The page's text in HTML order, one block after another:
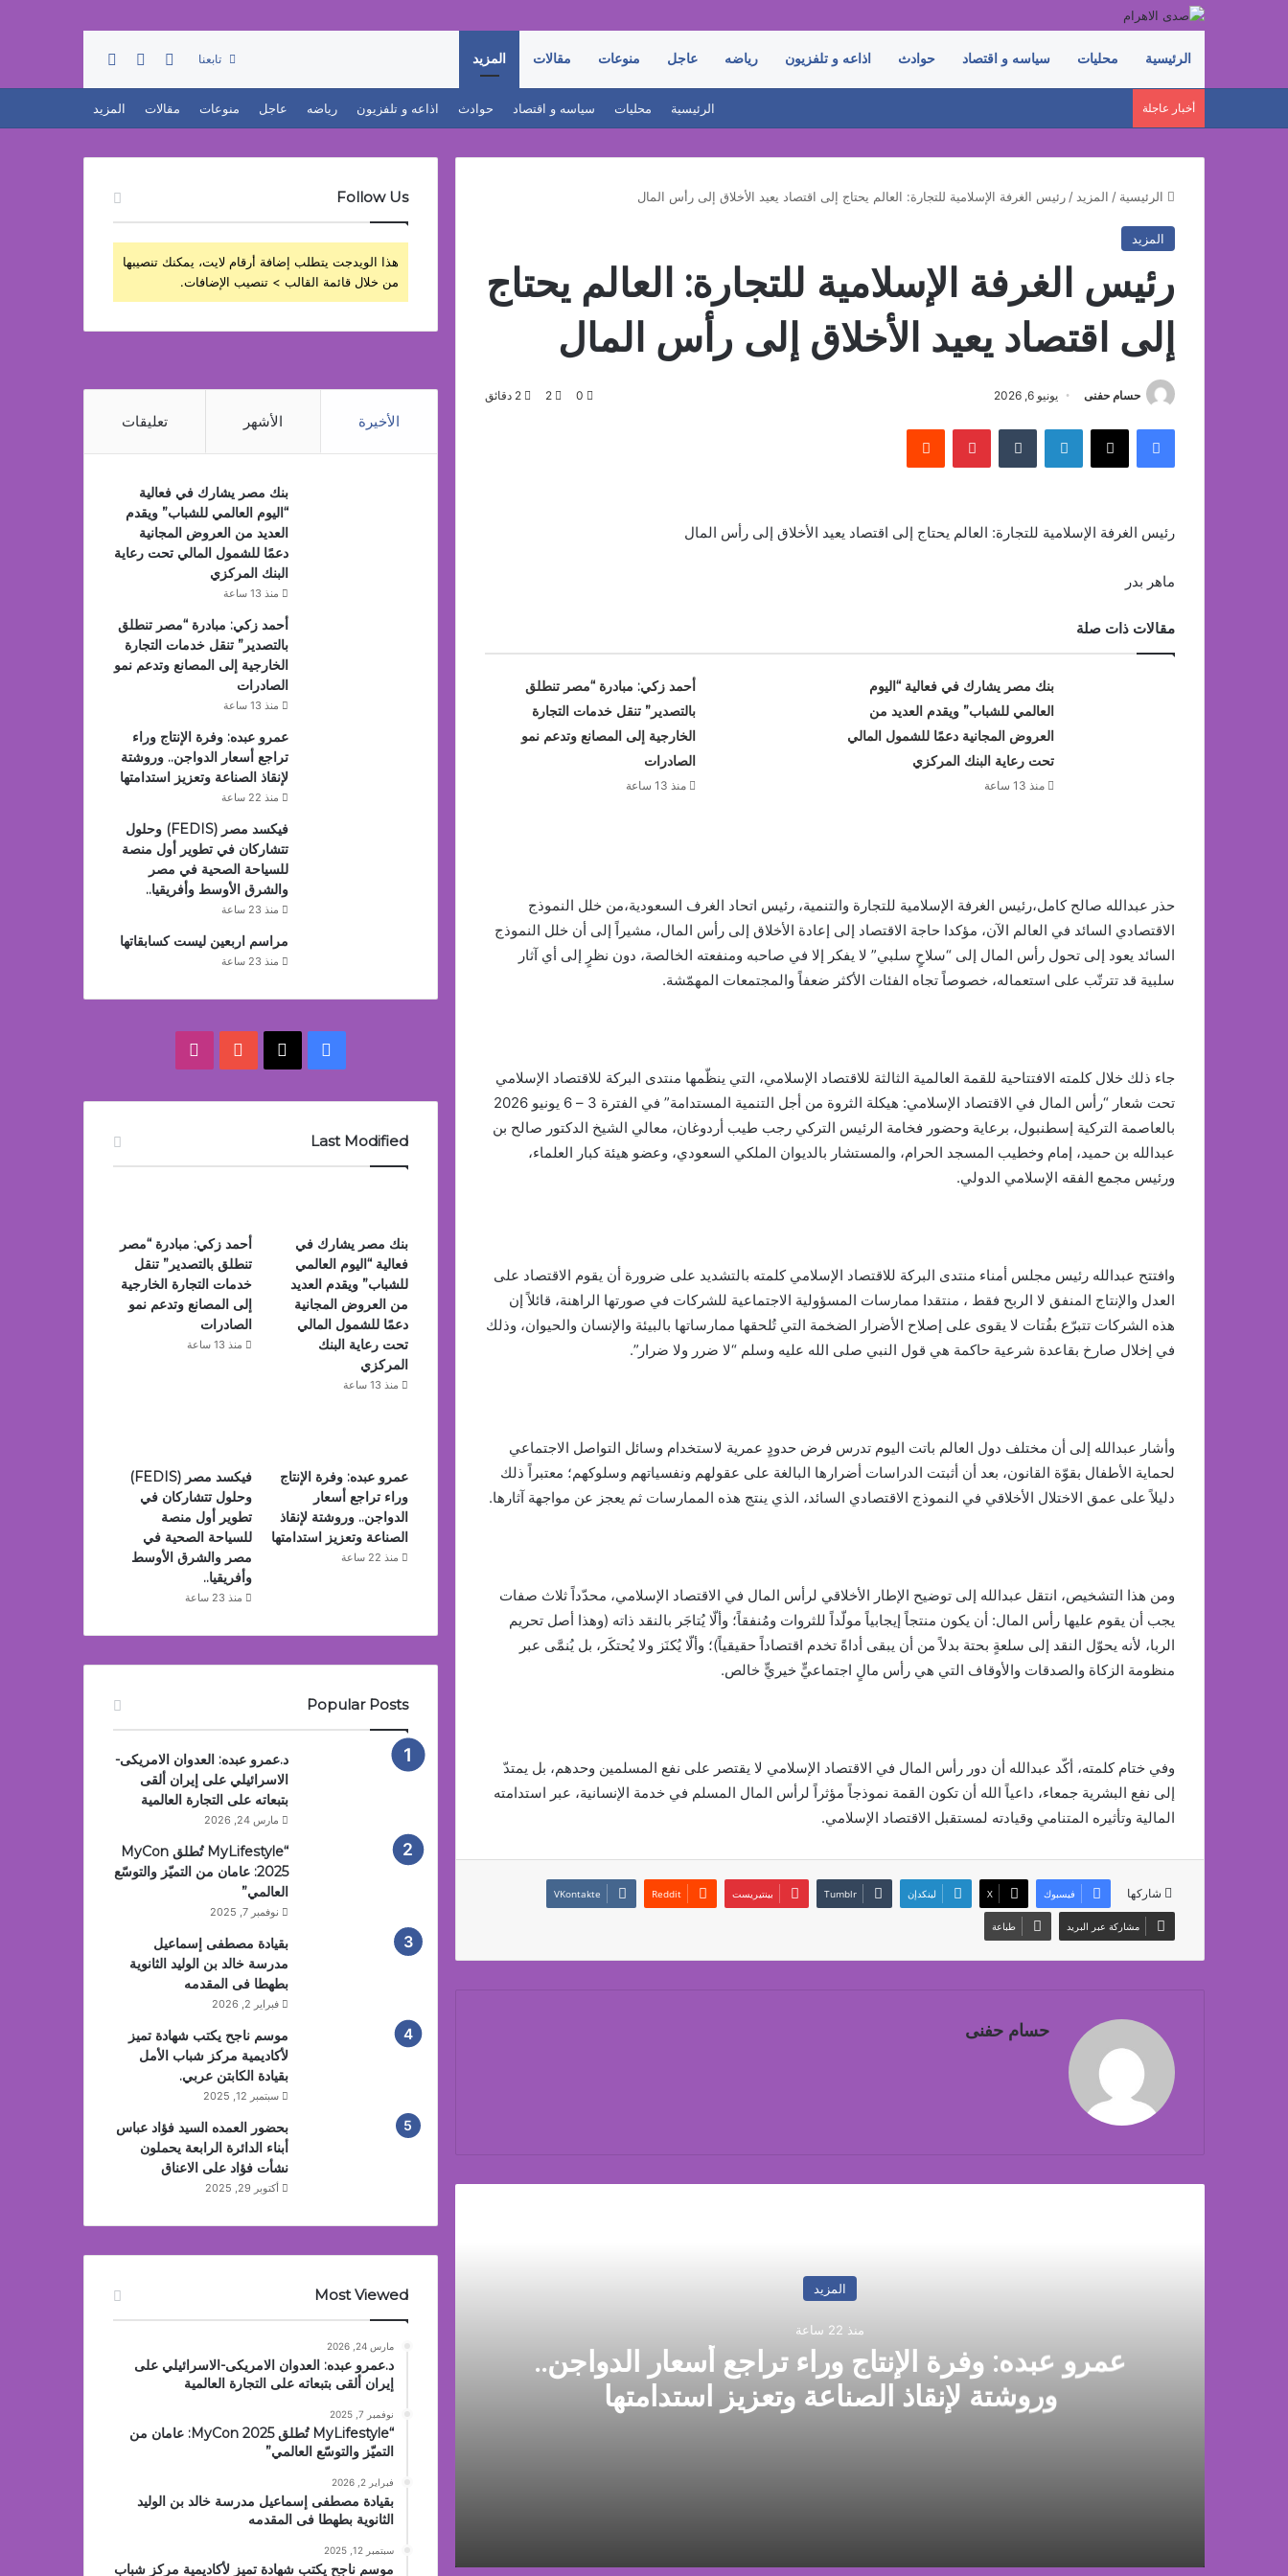
الرئيسية محليات سياسه و اقتصاد حوادث اذاعه و تلفزيون رياضه عاجل منوعات مقالات المزيد تابعنا تسجيل الدخول
إضافة عمود جانبي
أخبار عاجلة الرئيسية محليات سياسه و اقتصاد حوادث اذاعه و تلفزيون رياضه عاجل منوعات مقالات المزيد
الرئيسية / المزيد / رئيس الغرفة الإسلامية للتجارة: العالم يحتاج إلى اقتصاد يعيد الأخلاق إلى رأس المال
المزيد
رئيس الغرفة الإسلامية للتجارة: العالم يحتاج
إلى اقتصاد يعيد الأخلاق إلى رأس المال
حسام حفنى يونيو 6, 2026 0
2
فيسبوك ‫X لينكدإن بينتيريست
رئيس الغرفة الإسلامية للتجارة: العالم يحتاج إلى اقتصاد يعيد الأخلاق إلى رأس المال
ماهر بدر
مقالات ذات صلة
بنك مصر يشارك في فعالية “اليوم
العالمي للشباب” ويقدم العديد من
العروض المجانية دعمًا للشمول المالي
تحت رعاية البنك المركزي
منذ 13 ساعة
أحمد زكي: مبادرة “مصر تنطلق
بالتصدير” تنقل خدمات التجارة
الخارجية إلى المصانع وتدعم نمو
الصادرات
منذ 13 ساعة
حذر عبدالله صالح كامل،رئيس الغرفة الإسلامية للتجارة والتنمية، رئيس اتحاد الغرف السعودية،من خلل النموذج
الاقتصادي السائد في العالم الآن، مؤكدا حاجة الاقتصاد إلى إعادة الأخلاق إلى رأس المال، مشيراً إلى أن خلل النموذج
السائد يعود إلى تحول رأس المال إلى “سلاحٍ سلبي” لا يفكر إلا في صاحبه ومنفعته الخالصة، دون نظرٍ إلى أي آثار
سلبية قد تترتّب على استعماله، خصوصاً تجاه الفئات الأكثر ضعفاً والمجتمعات المهمّشة.
جاء ذلك خلال كلمته الافتتاحية للقمة العالمية الثالثة للاقتصاد الإسلامي، التي ينظّمها منتدى البركة للاقتصاد الإسلامي
تحت شعار “رأس المال في الاقتصاد الإسلامي: هيكلة الثروة من أجل التنمية المستدامة” في الفترة 3 – 6 يونيو 2026
بالعاصمة التركية إسطنبول، برعاية وحضور فخامة الرئيس التركي رجب طيب أردوغان، معالي الشيخ الدكتور صالح بن
عبدالله بن حميد، إمام وخطيب المسجد الحرام، والمستشار بالديوان الملكي السعودي، وعضو هيئة كبار العلماء،
ورئيس مجمع الفقه الإسلامي الدولي.
وافتتح عبدالله رئيس مجلس أمناء منتدى البركة للاقتصاد الإسلامي كلمته بالتشديد على ضرورة أن يقوم الاقتصاد على
العدل والإنتاج المنفق لا الربح فقط ، منتقدا ممارسات المسؤولية الاجتماعية للشركات في صورتها الراهنة، قائلاً إن
هذه الشركات تتبرّع بفُتات لا يقوى على إصلاح الأضرار الضخمة التي تُلحقها ممارساتها بالبيئة والإنسان والحيوان، وذلك
في إخلال صارخ بقاعدة شرعية حاكمة هي قول النبي صلى الله عليه وسلم “لا ضرر ولا ضرار”.
وأشار عبدالله إلى أن مختلف دول العالم باتت اليوم تدرس فرض حدودٍ عمرية لاستخدام وسائل التواصل الاجتماعي
لحماية الأطفال بقوّة القانون، بعد أن أثبتت الدراسات أضرارها البالغة على عقولهم ونفسياتهم وسلوكهم؛ معتبراً ذلك
دليلاً على عمق الاختلال الأخلاقي في النموذج الاقتصادي السائد، الذي ينتج هذه الممارسات ثم يعجز عن مواجهة آثارها.
ومن هذا التشخيص، انتقل عبدالله إلى توضيح الإطار الأخلاقي لرأس المال في الاقتصاد الإسلامي، محدّداً ثلاث صفات
يجب أن يقوم عليها رأس المال: أن يكون منتجاً إيجابياً مولّداً للثروات ومُنفقاً؛ وألّا يُتاجَر بالنقد ذاته (وهذا أصل تحريم
الربا، لأنه يحوّل النقد إلى سلعةٍ بحتة بدلاً من أن يبقى أداةً تخدم اقتصاداً حقيقياً)؛ وألّا يُكنَز ولا يُحتكَر، بل يُنمَّى عبر
منظومة الزكاة والصدقات والأوقاف التي هي رأس مالٍ اجتماعيٍّ خيريٍّ خالص.
وفي ختام كلمته، أكّد عبدالله أن دور رأس المال في الاقتصاد الإسلامي لا يقتصر على نفع المسلمين وحدهم، بل يمتدّ
إلى نفع البشرية جمعاء، داعياً الله أن تكون القمة نموذجاً مؤثراً لرأس المال المسلم في خدمة الإنسانية، عبر استدامته
المالية وتأثيره المتنامي وقيادته لمستقبل الاقتصاد الإسلامي.
شاركها فيسبوك ‫X لينكدإن بينتيريست
مشاركة عبر البريد طباعة
حسام حفنى
المزيد
منذ 22 ساعة
عمرو عبده: وفرة الإنتاج وراء تراجع أسعار الدواجن..
وروشتة لإنقاذ الصناعة وتعزيز استدامتها
Follow Us
هذا الويدجت يتطلب إضافة أرقام لايت، يمكنك تنصيبها
من خلال قائمة القالب > تنصيب الإضافات.
الأخيرة الأشهر تعليقات
بنك مصر يشارك في فعالية
“اليوم العالمي للشباب” ويقدم
العديد من العروض المجانية
دعمًا للشمول المالي تحت رعاية
البنك المركزي
منذ 13 ساعة
أحمد زكي: مبادرة “مصر تنطلق
بالتصدير” تنقل خدمات التجارة
الخارجية إلى المصانع وتدعم نمو
الصادرات
منذ 13 ساعة
عمرو عبده: وفرة الإنتاج وراء
تراجع أسعار الدواجن.. وروشتة
لإنقاذ الصناعة وتعزيز استدامتها
منذ 22 ساعة
فيكسد مصر (FEDIS) وحلول
تتشاركان في تطوير أول منصة
للسياحة الصحية في مصر
والشرق الأوسط وأفريقيا..
منذ 23 ساعة
مراسم اربعين ليست كسابقاتها
منذ 23 ساعة
فيسبوك
‫X
‫YouTubeانستقرام
Last Modified
بنك مصر يشارك في
فعالية “اليوم العالمي
للشباب” ويقدم العديد
من العروض المجانية
دعمًا للشمول المالي
تحت رعاية البنك
المركزي
منذ 13 ساعة
أحمد زكي: مبادرة “مصر
تنطلق بالتصدير” تنقل
خدمات التجارة الخارجية
إلى المصانع وتدعم نمو
الصادرات
منذ 13 ساعة
عمرو عبده: وفرة الإنتاج
وراء تراجع أسعار
الدواجن.. وروشتة لإنقاذ
الصناعة وتعزيز استدامتها
منذ 22 ساعة
فيكسد مصر (FEDIS)
وحلول تتشاركان في
تطوير أول منصة
للسياحة الصحية في
مصر والشرق الأوسط
وأفريقيا..
منذ 23 ساعة
Popular Posts
د.عمرو عبده: العدوان الامريكى-
الاسرائيلي على إيران ألقى
بتبعاته على التجارة العالمية
مارس 24, 2026
“MyLifestyle تُطلق MyCon
2025: عامان من التميّز والتوسّع
العالمي”
نوفمبر 7, 2025
بقيادة مصطفى إسماعيل
مدرسة خالد بن الوليد الثانوية
بطهطا فى المقدمه
فبراير 2, 2026
موسم ناجح يكتب شهادة تميز
لأكاديمية مركز شباب الأمل
بقيادة الكابتن عربي.
سبتمبر 12, 2025
بحضور العمده السيد فؤاد عباس
أبناء الدائرة الرابعة يحملون
نشأت فؤاد على الاعناق
أكتوبر 29, 2025
Most Viewed
مارس 24, 2026
د.عمرو عبده: العدوان الامريكى-الاسرائيلي على
إيران ألقى بتبعاته على التجارة العالمية
نوفمبر 7, 2025
“MyLifestyle تُطلق MyCon 2025: عامان من
التميّز والتوسّع العالمي”
فبراير 2, 2026
بقيادة مصطفى إسماعيل مدرسة خالد بن الوليد
الثانوية بطهطا فى المقدمه
سبتمبر 12, 2025
موسم ناجح يكتب شهادة تميز لأكاديمية مركز شباب